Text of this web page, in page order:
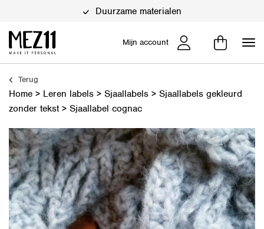
Duurzame materialen
Mijn account
Terug
Home > Leren labels > Sjaallabels > Sjaallabels gekleurd
zonder tekst> Sjaallabel cognac